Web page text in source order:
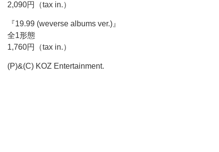
2,090円（tax in.）
『19.99 (weverse albums ver.)』
全1形態
1,760円（tax in.）
(P)&(C) KOZ Entertainment.